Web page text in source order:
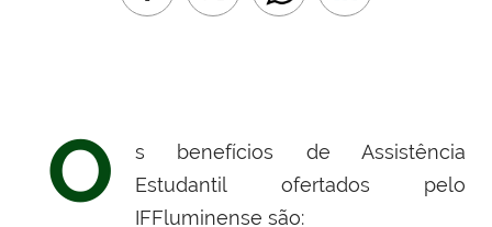
O
s benefícios de Assistência
Estudantil ofertados pelo
IFFluminense são: